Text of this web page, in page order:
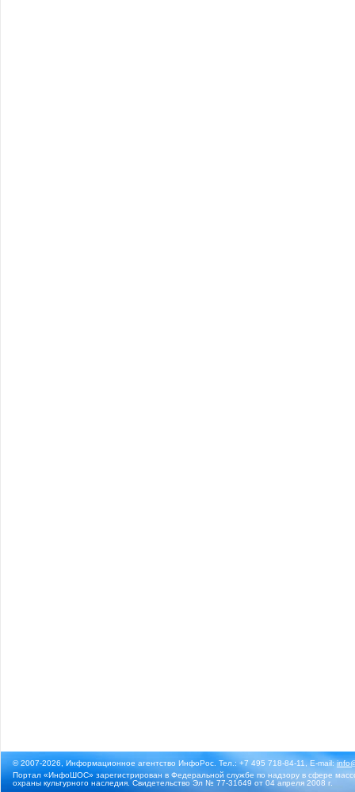
© 2007-2026, Информационное агентство ИнфоРос. Тел.: +7 495 718-84-11, E-mail:
Портал «ИнфоШОС» зарегистрирован в Федеральной службе по надзору в сфере
охраны культурного наследия. Свидетельство Эл № 77-31649 от 04 апреля 2008 г.